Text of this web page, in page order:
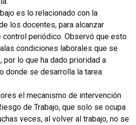
es lo relacionado con la
los docentes, para alcanzar
periódico. Observó que esto
condiciones laborales que se
por lo que ha dado prioridad a
donde se desarrolla la tarea
el mecanismo de intervención
de Trabajo, que solo se ocupa
veces, al volver al trabajo, no se